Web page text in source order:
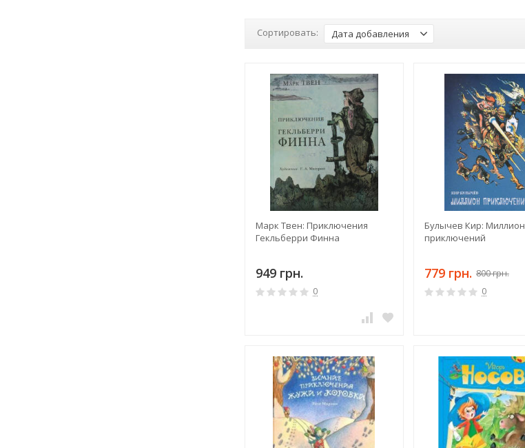
Сортировать: Дата добавления
Марк Твен: Приключения
Гекльберри Финна
949 грн.
0
Булычев Кир: Миллион
приключений
779 грн. 800 грн.
0